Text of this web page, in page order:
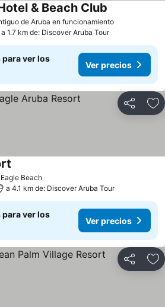
de Aruba en funcionamiento
& Beach Club
a 1.7 km de: Discover Aruba Tour
para ver los
Ver precios
Compartir
Beach
a 4.1 km de: Discover Aruba Tour
para ver los
Ver precios
Compartir